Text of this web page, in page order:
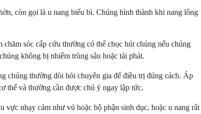
còn gọi là u nang biểu bì. Chúng hình thành khi nang lông
sóc cấp cứu thường có thể chọc hút chúng nếu chúng
không bị nhiễm trùng sâu hoặc tái phát.
chúng thường đòi hỏi chuyên gia để điều trị đúng cách. Áp
thể và thường cần được chú ý ngay lập tức.
vực nhạy cảm như vú hoặc bộ phận sinh dục, hoặc u nang rất